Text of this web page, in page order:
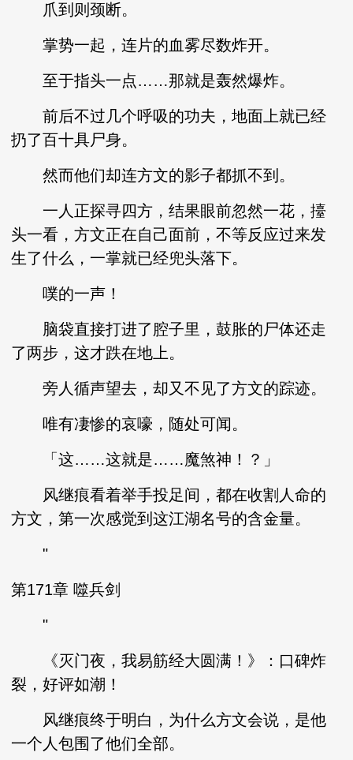
爪到则颈断。
掌势一起，连片的血雾尽数炸开。
至于指头一点……那就是轰然爆炸。
前后不过几个呼吸的功夫，地面上就已经
扔了百十具尸身。
然而他们却连方文的影子都抓不到。
一人正探寻四方，结果眼前忽然一花，擡
头一看，方文正在自己面前，不等反应过来发
生了什么，一掌就已经兜头落下。
噗的一声！
脑袋直接打进了腔子里，鼓胀的尸体还走
了两步，这才跌在地上。
旁人循声望去，却又不见了方文的踪迹。
唯有凄惨的哀嚎，随处可闻。
「这……这就是……魔煞神！？」
风继痕看着举手投足间，都在收割人命的
方文，第一次感觉到这江湖名号的含金量。
"
第171章 噬兵剑
"
《灭门夜，我易筋经大圆满！》：口碑炸
裂，好评如潮！
风继痕终于明白，为什么方文会说，是他
一个人包围了他们全部。